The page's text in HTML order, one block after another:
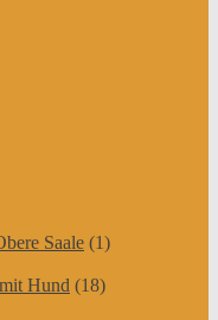
Saale (1)
Hund (18)